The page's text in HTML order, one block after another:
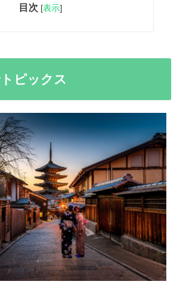
目次 [表示]
ピックス